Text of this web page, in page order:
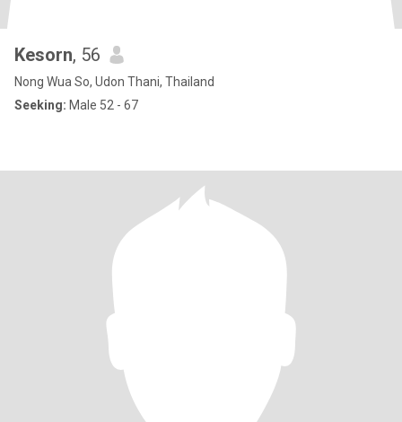
Kesorn, 56
Nong Wua So, Udon Thani, Thailand
Seeking: Male 52 - 67